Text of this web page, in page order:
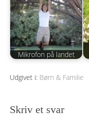
Mikrofon på landet
Udgivet i: Børn & Familie
Skriv et svar